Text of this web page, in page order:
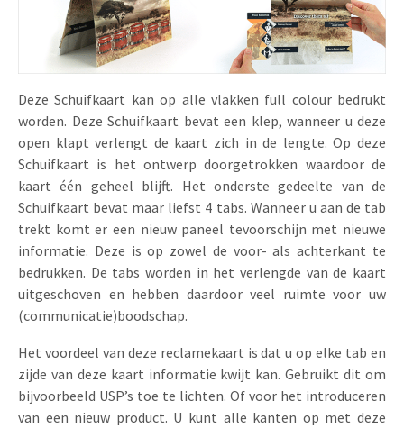
Deze Schuifkaart kan op alle vlakken full colour bedrukt
worden. Deze Schuifkaart bevat een klep, wanneer u deze
open klapt verlengt de kaart zich in de lengte. Op deze
Schuifkaart is het ontwerp doorgetrokken waardoor de
kaart één geheel blijft. Het onderste gedeelte van de
Schuifkaart bevat maar liefst 4 tabs. Wanneer u aan de tab
trekt komt er een nieuw paneel tevoorschijn met nieuwe
informatie. Deze is op zowel de voor- als achterkant te
bedrukken. De tabs worden in het verlengde van de kaart
uitgeschoven en hebben daardoor veel ruimte voor uw
(communicatie)boodschap.
Het voordeel van deze reclamekaart is dat u op elke tab en
zijde van deze kaart informatie kwijt kan. Gebruikt dit om
bijvoorbeeld USP’s toe te lichten. Of voor het introduceren
van een nieuw product. U kunt alle kanten op met deze